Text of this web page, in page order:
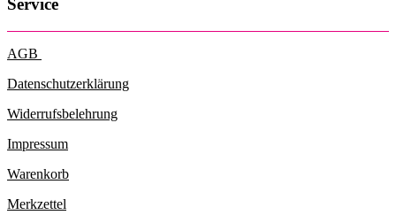
Service
AGB
Datenschutzerklärung
Widerrufsbelehrung
Impressum
Warenkorb
Merkzettel